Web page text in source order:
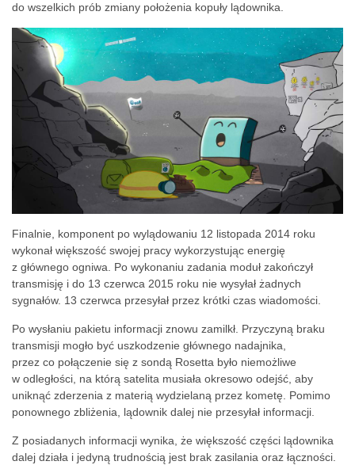
do wszelkich prób zmiany położenia kopuły lądownika.
Finalnie, komponent po wylądowaniu 12 listopada 2014 roku
wykonał większość swojej pracy wykorzystując energię
z głównego ogniwa. Po wykonaniu zadania moduł zakończył
transmisję i do 13 czerwca 2015 roku nie wysyłał żadnych
sygnałów. 13 czerwca przesyłał przez krótki czas wiadomości.
Po wysłaniu pakietu informacji znowu zamilkł. Przyczyną braku
transmisji mogło być uszkodzenie głównego nadajnika,
przez co połączenie się z sondą Rosetta było niemożliwe
w odległości, na którą satelita musiała okresowo odejść, aby
uniknąć zderzenia z materią wydzielaną przez kometę. Pomimo
ponownego zbliżenia, lądownik dalej nie przesyłał informacji.
Z posiadanych informacji wynika, że większość części lądownika
dalej działa i jedyną trudnością jest brak zasilania oraz łączności.